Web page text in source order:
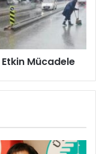
Mücadele